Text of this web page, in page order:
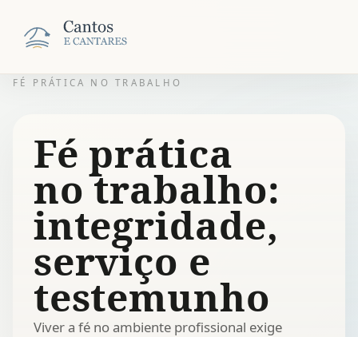
FÉ PRÁTICA NO TRABALHO
Fé prática
no trabalho:
integridade,
serviço e
testemunho
Viver a fé no ambiente profissional exige